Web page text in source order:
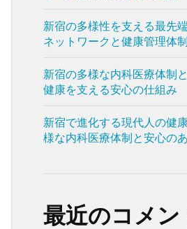
新宿の多様性を支える最先
ネットワークと健康管理体制
新宿の多様な内科医療体制
健康を支える安心の仕組み
新宿で進化する現代人の健
様な内科医療体制と安心の
最近のコメン